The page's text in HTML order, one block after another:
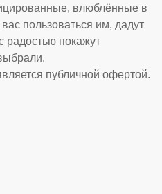
влюблённые в
пользоваться им, дадут
радостью покажут
публичной офертой.